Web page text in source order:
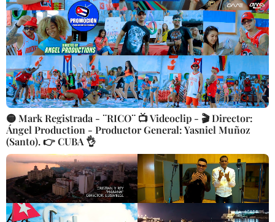
🟡 Mark Registrada - ¨RICO¨ 📺 Videoclip - 🎬 Director:
Ángel Production - Productor General: Yasniel Muñoz
(Santo). 👉 CUBA 👌